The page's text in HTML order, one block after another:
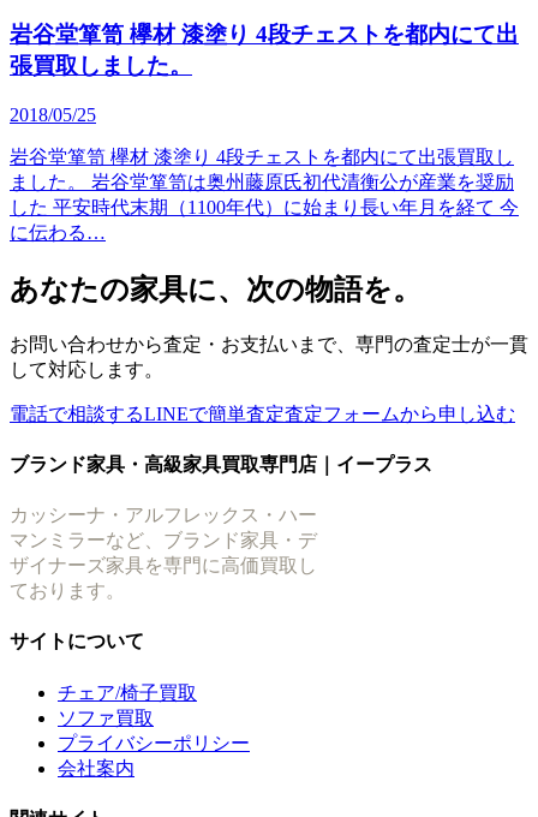
岩谷堂箪笥 欅材 漆塗り 4段チェストを都内にて出
張買取しました。
2018/05/25
岩谷堂箪笥 欅材 漆塗り 4段チェストを都内にて出張買取し
ました。 岩谷堂箪笥は奥州藤原氏初代清衡公が産業を奨励
した 平安時代末期（1100年代）に始まり長い年月を経て 今
に伝わる…
あなたの家具に、次の物語を。
お問い合わせから査定・お支払いまで、専門の査定士が一貫
して対応します。
電話で相談するLINEで簡単査定査定フォームから申し込む
ブランド家具・高級家具買取専門店｜イープラス
カッシーナ・アルフレックス・ハー
マンミラーなど、ブランド家具・デ
ザイナーズ家具を専門に高価買取し
ております。
サイトについて
チェア/椅子買取
ソファ買取
プライバシーポリシー
会社案内